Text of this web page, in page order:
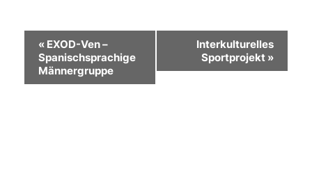
Veranstaltung-
Navigation
« EXOD-Ven –
Spanischsprachige
Männergruppe
Interkulturelles
Sportprojekt »